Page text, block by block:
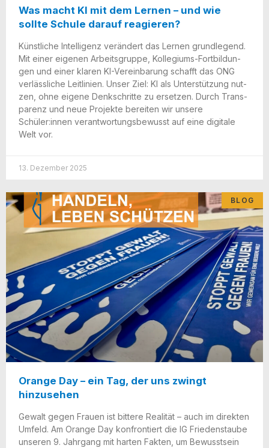
Was macht KI mit dem Lernen – und wie
sollte Schule darauf reagieren?
Künst­li­che Intel­li­genz ver­än­dert das Ler­nen grund­le­gend.
Mit einer eige­nen Arbeits­grup­pe, Kol­le­gi­ums-Fort­bil­dun­
gen und einer kla­ren KI-Ver­ein­ba­rung schafft das ONG
ver­läss­li­che Leit­li­ni­en. Unser Ziel: KI als Unter­stüt­zung nut­
zen, ohne eige­ne Denk­schrit­te zu erset­zen. Durch Trans­
pa­renz und neue Pro­jek­te berei­ten wir unse­re
Schüler:innen ver­ant­wor­tungs­be­wusst auf eine digi­ta­le
Welt vor.
13. Dezember 2025
BLOG
Orange Day – ein Tag, der uns zwingt
hinzusehen
Gewalt gegen Frau­en ist bit­te­re Rea­li­tät – auch im direk­ten
Umfeld. Am Oran­ge Day kon­fron­tiert die IG Frie­dens­tau­be
unse­ren 9. Jahr­gang mit har­ten Fak­ten, um Bewusst­sein